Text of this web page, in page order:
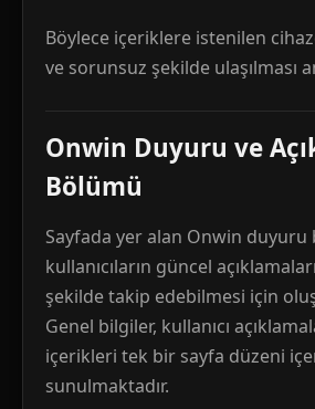
Böylece içeriklere istenilen
ve sorunsuz şekilde ulaşılması
Onwin Duyuru ve
Bölümü
Sayfada yer alan Onwin duyuru
kullanıcıların güncel
şekilde takip edebilmesi için
Genel bilgiler, kullanıcı
içerikleri tek bir sayfa düzeni
sunulmaktadır.